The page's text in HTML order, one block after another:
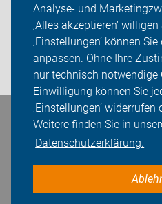
Analyse- und
‚Alles akzeptieren‘
‚Einstellungen‘ können
anpassen. Ohne Ihre
nur technisch notwendige
Einwilligung können Sie
‚Einstellungen‘
Weitere finden Sie in
Datenschutzerklärung.
Sei dabei
Presse
Login
Bleiben Sie in Kontakt